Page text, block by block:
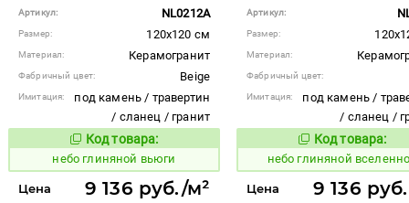
Артикул: NL0212A
Размер: 120x120 см
Материал: Керамогранит
Фабричный цвет: Beige
Имитация:
под камень / травертин
/ сланец / гранит
Код товара:
1111514 Код товара:
небо глиняной вьюги
Цена 9 136 руб./м²
Артикул:
Размер:
Материал:
Фабричный цвет:
Имитация:
под камень /
/ сланец /
Код
1111513 Код товара:
небо глиняной
Цена 9 136